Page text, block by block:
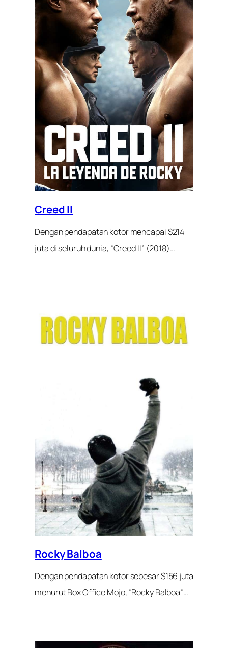
Creed II
Dengan pendapatan kotor mencapai $214
juta di seluruh dunia, “Creed II” (2018)…
Rocky Balboa
Dengan pendapatan kotor sebesar $156 juta
menurut Box Office Mojo, “Rocky Balboa”…